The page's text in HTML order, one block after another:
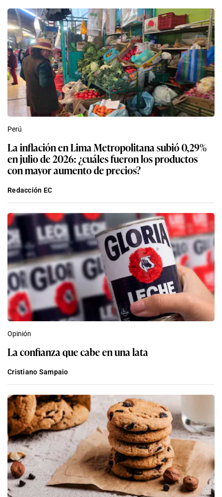
Perú
La inflación en Lima Metropolitana subió 0,29%
en julio de 2026: ¿cuáles fueron los productos
con mayor aumento de precios?
Redacción EC
Opinión
La confianza que cabe en una lata
Cristiano Sampaio